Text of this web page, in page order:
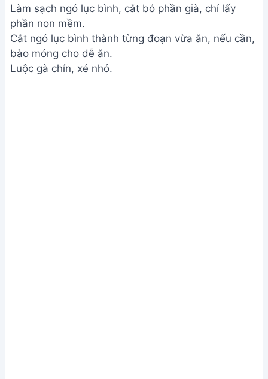
Làm sạch ngó lục bình, cắt bỏ phần già, chỉ lấy
phần non mềm.
Cắt ngó lục bình thành từng đoạn vừa ăn, nếu cần,
bào mỏng cho dễ ăn.
Luộc gà chín, xé nhỏ.